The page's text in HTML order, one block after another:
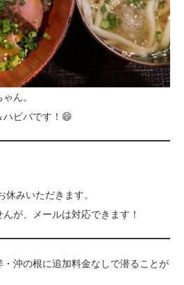
ん。
ハピバです！😄
みいただきます。
が、メールは対応できます！
沖の根に追加料金なしで潜ることが